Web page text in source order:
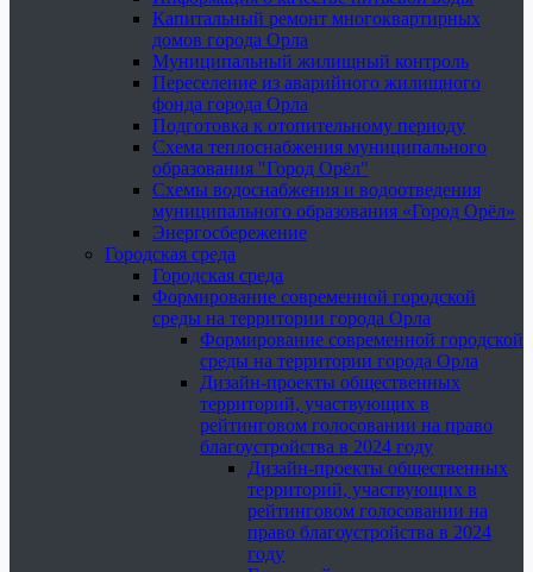
Капитальный ремонт многоквартирных
домов города Орла
Муниципальный жилищный контроль
Переселение из аварийного жилищного
фонда города Орла
Подготовка к отопительному периоду
Схема теплоснабжения муниципального
образования "Город Орёл"
Схемы водоснабжения и водоотведения
муниципального образования «Город Орёл»
Энергосбережение
Городская среда
Городская среда
Формирование современной городской
среды на территории города Орла
Формирование современной городской
среды на территории города Орла
Дизайн-проекты общественных
территорий, участвующих в
рейтинговом голосовании на право
благоустройства в 2024 году
Дизайн-проекты общественных
территорий, участвующих в
рейтинговом голосовании на
право благоустройства в 2024
году